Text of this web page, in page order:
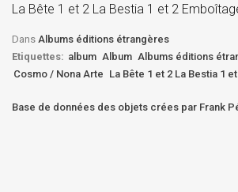
La Bête 1 et 2 La Bestia 1 et 2
Dans Albums éditions étrangères
Etiquettes: album Album Albums éditions
Cosmo / Nona Arte La Bête 1 et 2 La Bestia 1
Base de données des objets crées par Frank